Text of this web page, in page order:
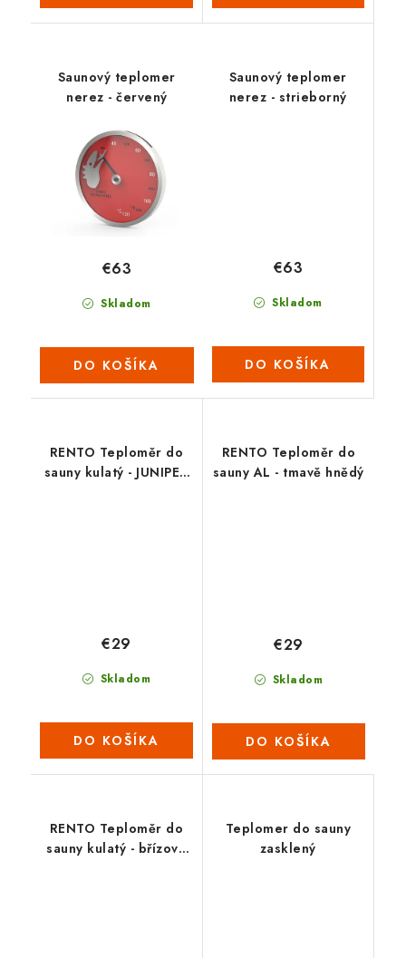
Saunový teplomer
nerez - červený
Skladom
€63
DO KOŠÍKA
Saunový teplomer
nerez - strieborný
Skladom
€63
DO KOŠÍKA
RENTO Teploměr do
sauny kulatý - JUNIPER
Skladom
€29
DO KOŠÍKA
RENTO Teploměr do
sauny AL - tmavě hnědý
Skladom
€29
DO KOŠÍKA
RENTO Teploměr do
sauny kulatý - břízově
Teplomer do sauny
zasklený